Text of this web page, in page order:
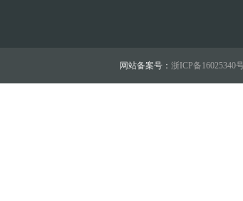
网站备案号： 浙ICP备16025340